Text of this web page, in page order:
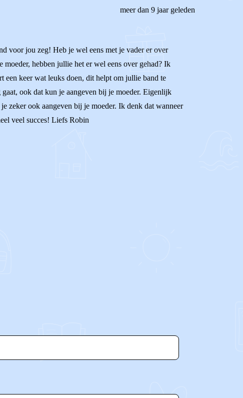
meer dan 9 jaar geleden
voor jou zeg! Heb je wel eens met je vader er over
hebben jullie het er wel eens over gehad? Ik
een keer wat leuks doen, dit helpt om jullie band te
ook dat kun je aangeven bij je moeder. Eigenlijk
zeker ook aangeven bij je moeder. Ik denk dat wanneer
veel succes! Liefs Robin